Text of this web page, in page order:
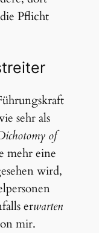
Pflicht
sehr als
of
mehr eine
wird,
erwarten
mir.